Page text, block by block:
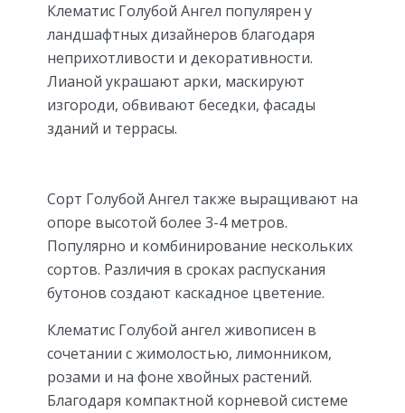
Клематис Голубой Ангел популярен у
ландшафтных дизайнеров благодаря
неприхотливости и декоративности.
Лианой украшают арки, маскируют
изгороди, обвивают беседки, фасады
зданий и террасы.
Сорт Голубой Ангел также выращивают на
опоре высотой более 3-4 метров.
Популярно и комбинирование нескольких
сортов. Различия в сроках распускания
бутонов создают каскадное цветение.
Клематис Голубой ангел живописен в
сочетании с жимолостью, лимонником,
розами и на фоне хвойных растений.
Благодаря компактной корневой системе